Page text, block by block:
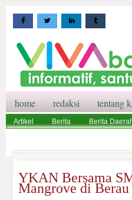
home redaksi tentang
Artikel Berita Berita
YKAN Bersama
Mangrove di Berau